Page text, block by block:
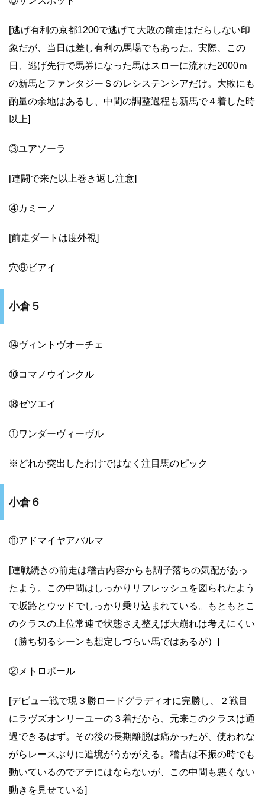
[逃げ有利の京都1200で逃げて大敗の前走はだらしない印
象だが、当日は差し有利の馬場でもあった。実際、この
日、逃げ先行で馬券になった馬はスローに流れた2000ｍ
の新馬とファンタジーＳのレシステンシアだけ。大敗にも
酌量の余地はあるし、中間の調整過程も新馬で４着した時
以上]
③ユアソーラ
[連闘で来た以上巻き返し注意]
④カミーノ
[前走ダートは度外視]
穴⑨ビアイ
小倉５
⑭ヴィントヴオーチェ
⑩コマノウインクル
⑱ゼツエイ
①ワンダーヴィーヴル
※どれか突出したわけではなく注目馬のピック
小倉６
⑪アドマイヤアパルマ
[連戦続きの前走は稽古内容からも調子落ちの気配があっ
たよう。この中間はしっかりリフレッシュを図られたよう
で坂路とウッドでしっかり乗り込まれている。もともとこ
のクラスの上位常連で状態さえ整えば大崩れは考えにくい
（勝ち切るシーンも想定しづらい馬ではあるが）]
②メトロポール
[デビュー戦で現３勝ロードグラディオに完勝し、２戦目
にラヴズオンリーユーの３着だから、元来このクラスは通
過できるはず。その後の長期離脱は痛かったが、使われな
がらレースぶりに進境がうかがえる。稽古は不振の時でも
動いているのでアテにはならないが、この中間も悪くない
動きを見せている]